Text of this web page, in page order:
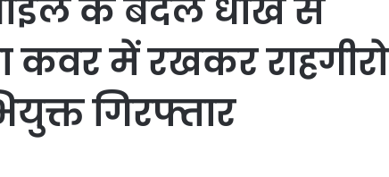
के बदले धोखे से
कवर में रखकर राहगीरो
गिरफ्तार